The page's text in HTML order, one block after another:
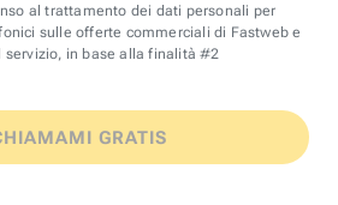
al trattamento dei dati personali per
sulle offerte commerciali di Fastweb e
in base alla finalità #2
GRATIS